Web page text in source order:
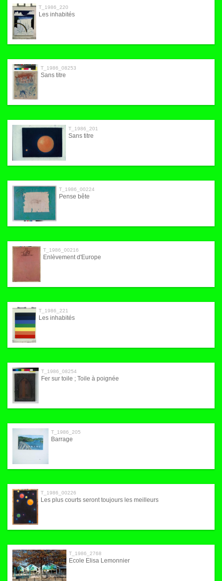
T_1986_220
Les inhabités
T_1986_08253
Sans titre
T_1986_201
Sans titre
T_1986_00224
Pense bête
T_1986_00216
Enlèvement d'Europe
T_1986_221
Les inhabités
T_1986_08254
Fer sur toile ; Toile à poignée
T_1986_205
Barrage
T_1986_00226
Les plus courts seront toujours les meilleurs
T_1986_2768
Ecole Elisa Lemonnier